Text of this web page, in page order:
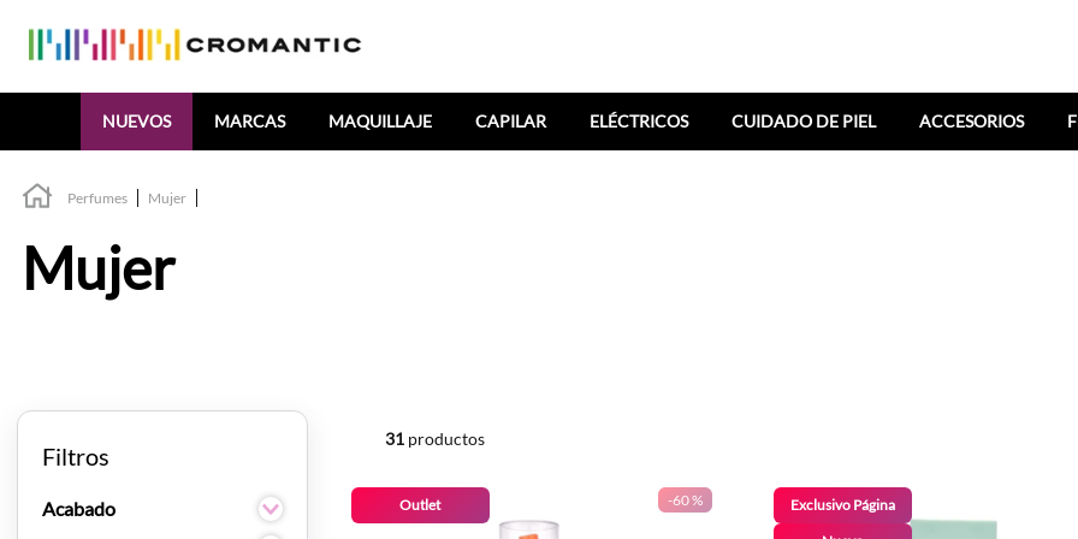
NUEVOS MARCAS MAQUILLAJE CAPILAR ELÉCTRICOS CUIDADO DE PIEL ACCESORIOS
Perfumes Mujer
Mujer
Filtros
Acabado
31 productos
Outlet -60 %
Exclusivo Página